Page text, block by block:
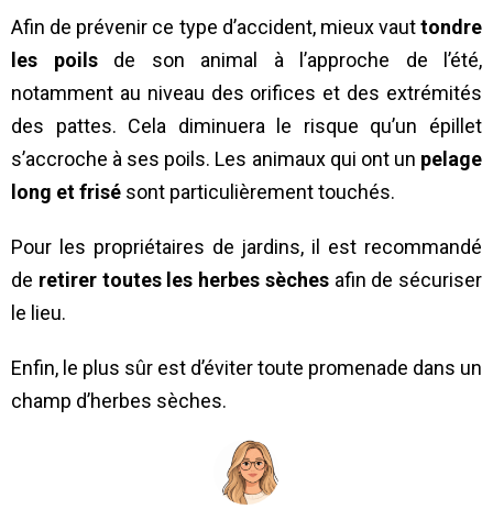
Afin de prévenir ce type d’accident, mieux vauttondre
les poilsde son animal à l’approche de l’été,
notamment au niveau des orifices et des extrémités
des pattes. Cela diminuera le risque qu’un épillet
s’accroche à ses poils. Les animaux qui ont un pelage
long et frisé sont particulièrement touchés.
Pour les propriétaires de jardins, il est recommandé
de retirer toutes les herbes sèchesafin de sécuriser
le lieu.
Enfin, le plus sûr est d’éviter toute promenade dans un
champ d’herbes sèches.